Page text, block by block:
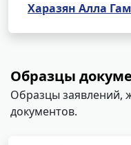
Харазян Алла
Образцы
Образцы заявлений,
документов.